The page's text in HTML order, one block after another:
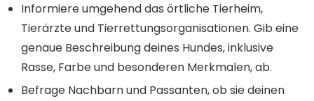
Informiere umgehend das örtliche Tierheim,
Tierärzte und Tierrettungsorganisationen. Gib eine
genaue Beschreibung deines Hundes, inklusive
Rasse, Farbe und besonderen Merkmalen, ab.
Befrage Nachbarn und Passanten, ob sie deinen